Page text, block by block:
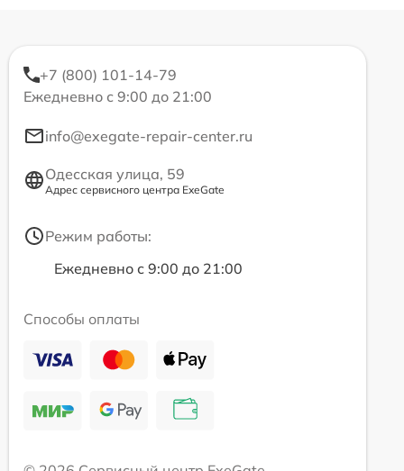
+7 (800) 101-14-79
Ежедневно с 9:00 до 21:00
info@exegate-repair-center.ru
Одесская улица, 59
Адрес сервисного центра ExeGate
Режим работы:
Ежедневно с 9:00 до 21:00
Способы оплаты